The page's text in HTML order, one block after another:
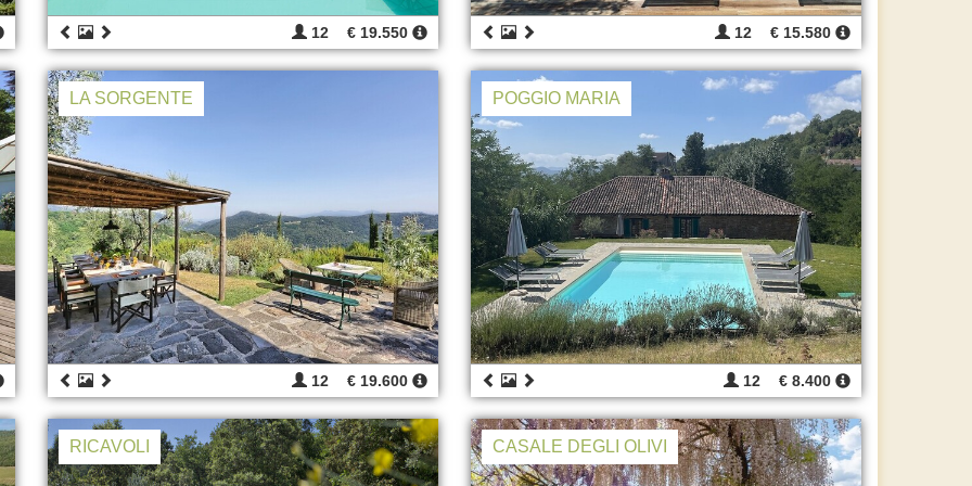
12 € 19.550 12 € 15.580
LA SORGENTE
12 € 19.600
POGGIO MARIA
12 € 8.400
RICAVOLI CASALE DEGLI OLIVI